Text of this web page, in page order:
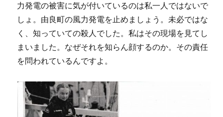
力発電の被害に気が付いているのは私一人ではないで
しょ。由良町の風力発電を止めましょう。未必ではな
く、知っていての殺人でした。私はその現場を見てし
まいました。なぜそれを知らん顔するのか。その責任
を問われているんですよ。